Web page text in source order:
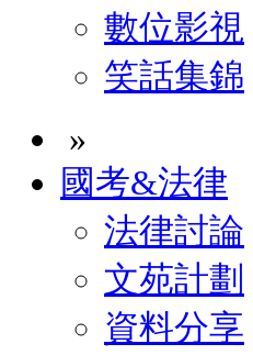
數位影視
笑話集錦
»
國考&法律
法律討論
文苑計劃
資料分享